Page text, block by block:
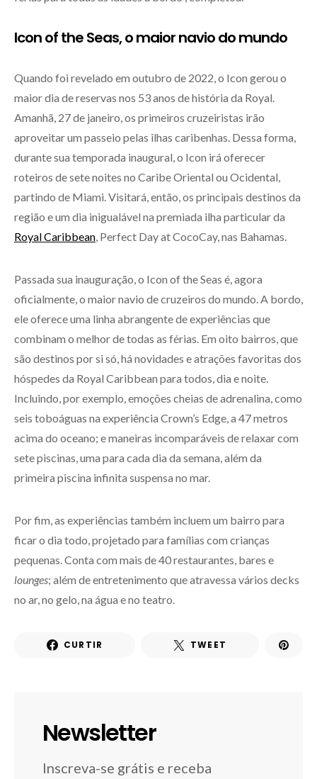
Icon of the Seas, o maior navio do mundo
Quando foi revelado em outubro de 2022, o Icon gerou o
maior dia de reservas nos 53 anos de história da Royal.
Amanhã, 27 de janeiro, os primeiros cruzeiristas irão
aproveitar um passeio pelas ilhas caribenhas. Dessa forma,
durante sua temporada inaugural, o Icon irá oferecer
roteiros de sete noites no Caribe Oriental ou Ocidental,
partindo de Miami. Visitará, então, os principais destinos da
região e um dia inigualável na premiada ilha particular da
Royal Caribbean , Perfect Day at CocoCay, nas Bahamas.
Passada sua inauguração, o Icon of the Seas é, agora
oficialmente, o maior navio de cruzeiros do mundo. A bordo,
ele oferece uma linha abrangente de experiências que
combinam o melhor de todas as férias. Em oito bairros, que
são destinos por si só, há novidades e atrações favoritas dos
hóspedes da Royal Caribbean para todos, dia e noite.
Incluindo, por exemplo, emoções cheias de adrenalina, como
seis toboáguas na experiência Crown’s Edge, a 47 metros
acima do oceano; e maneiras incomparáveis de relaxar com
sete piscinas, uma para cada dia da semana, além da
primeira piscina infinita suspensa no mar.
Por fim, as experiências também incluem um bairro para
ficar o dia todo, projetado para famílias com crianças
pequenas. Conta com mais de 40 restaurantes, bares e
lounges; além de entretenimento que atravessa vários decks
no ar, no gelo, na água e no teatro.
CURTIR TWEET
Newsletter
Inscreva-se grátis e receba